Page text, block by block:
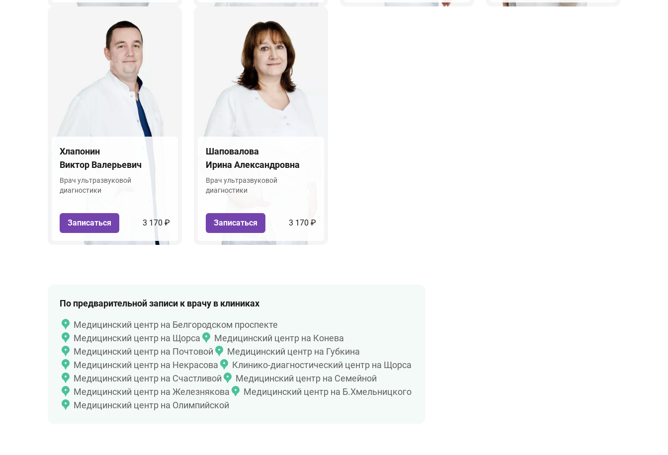
Хлапонин
Виктор Валерьевич
Врач ультразвуковой
диагностики
Записаться 3 170 ₽
Шаповалова
Ирина Александровна
Врач ультразвуковой
диагностики
Записаться 3 170 ₽
По предварительной записи к врачу в клиниках
Медицинский центр на Белгородском проспекте
Медицинский центр на Щорса
Медицинский центр на Конева
Медицинский центр на Почтовой
Медицинский центр на Губкина
Медицинский центр на Некрасова
Клинико-диагностический центр на Щорса
Медицинский центр на Счастливой
Медицинский центр на Семейной
Медицинский центр на Железнякова
Медицинский центр на Б.Хмельницкого
Медицинский центр на Олимпийской